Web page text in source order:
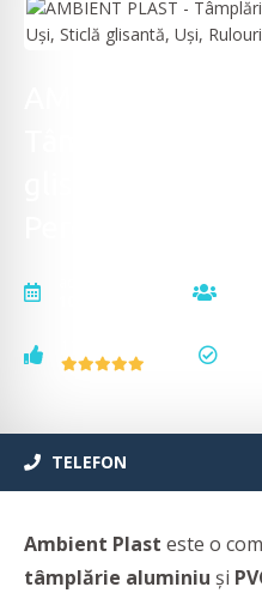
TELEFON
Ambient Plast este o
tâmplărie aluminiu şi